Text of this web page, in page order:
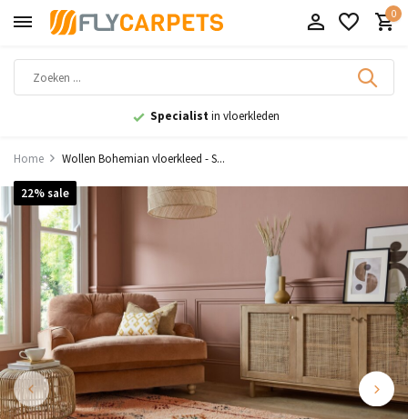
0
9,1uit 11.000+ beoordelingen
Home Wollen Bohemian vloerkleed - S...
22% sale